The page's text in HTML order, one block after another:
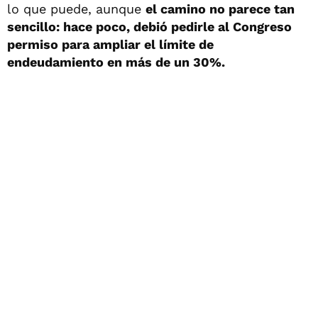
lo que puede, aunque el camino no parece tan
sencillo: hace poco, debió pedirle al Congreso
permiso para ampliar el límite de
endeudamiento en más de un 30%.